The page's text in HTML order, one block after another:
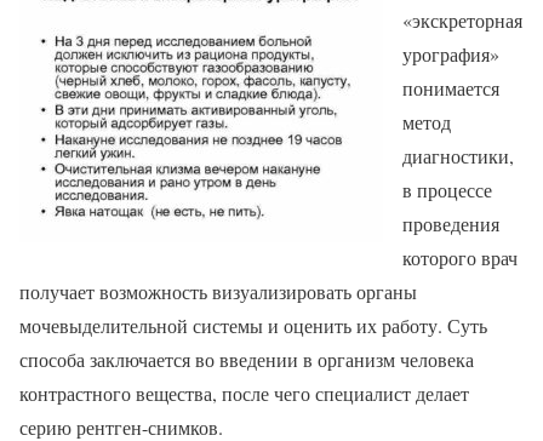
«экскреторная
урография»
понимается
метод
диагностики,
в процессе
проведения
которого врач
получает возможность визуализировать органы
мочевыделительной системы и оценить их работу. Суть
способа заключается во введении в организм человека
контрастного вещества, после чего специалист делает
серию рентген-снимков.